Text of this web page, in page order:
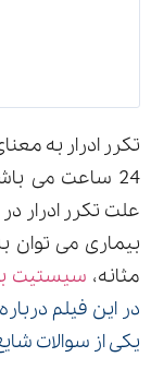
24 ساعت می
علت تکرر ادرار
بیماری می توان
مثانه، سیستیت
در این فیلم
یکی از سوالات